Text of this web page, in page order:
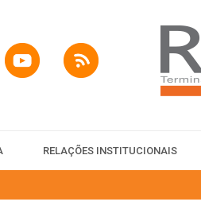
RELAÇÕES INSTITUCIONAIS